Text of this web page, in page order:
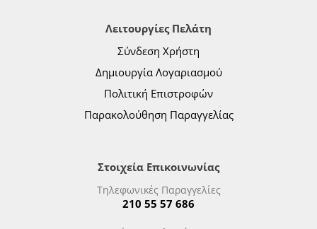
Λειτουργίες Πελάτη
Σύνδεση Χρήστη
Δημιουργία Λογαριασμού
Πολιτική Επιστροφών
Παρακολούθηση Παραγγελίας
Στοιχεία Επικοινωνίας
Τηλεφωνικές Παραγγελίες
210 55 57 686